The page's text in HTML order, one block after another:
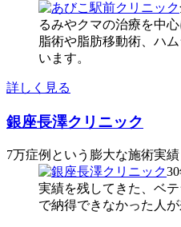
るみやクマの治療を中
脂術や脂肪移動術、ハ
います。
詳しく見る
銀座長澤クリニック
7万症例という膨大な施術実績
実績を残してきた、ベ
で納得できなかった人